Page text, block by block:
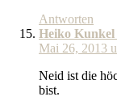
Antworten
Heiko Kunkel
Mai 26, 2013
Neid ist die
bist.